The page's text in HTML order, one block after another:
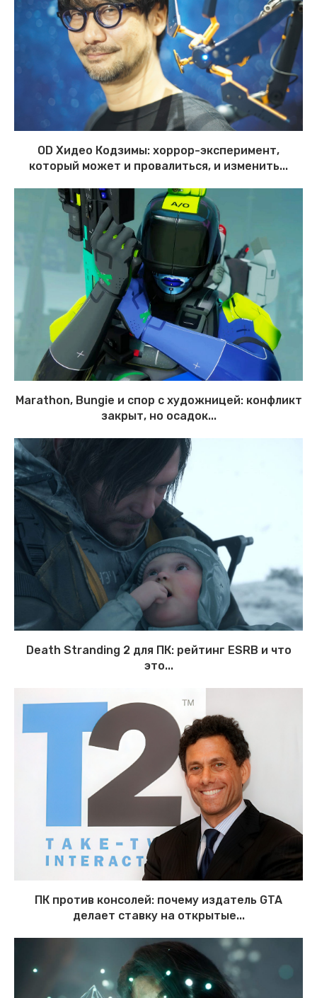
OD Хидео Кодзимы: хоррор-эксперимент,
который может и провалиться, и изменить...
Marathon, Bungie и спор с художницей: конфликт
закрыт, но осадок...
Death Stranding 2 для ПК: рейтинг ESRB и что
это...
ПК против консолей: почему издатель GTA
делает ставку на открытые...